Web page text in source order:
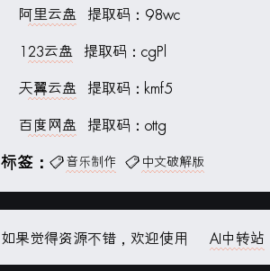
阿里云盘 提取码：98wc
123云盘 提取码：cgPl
天翼云盘 提取码：kmf5
百度网盘 提取码：ottg
标签： 音乐制作 中文破解版
如果觉得资源不错，欢迎使用 AI中转站